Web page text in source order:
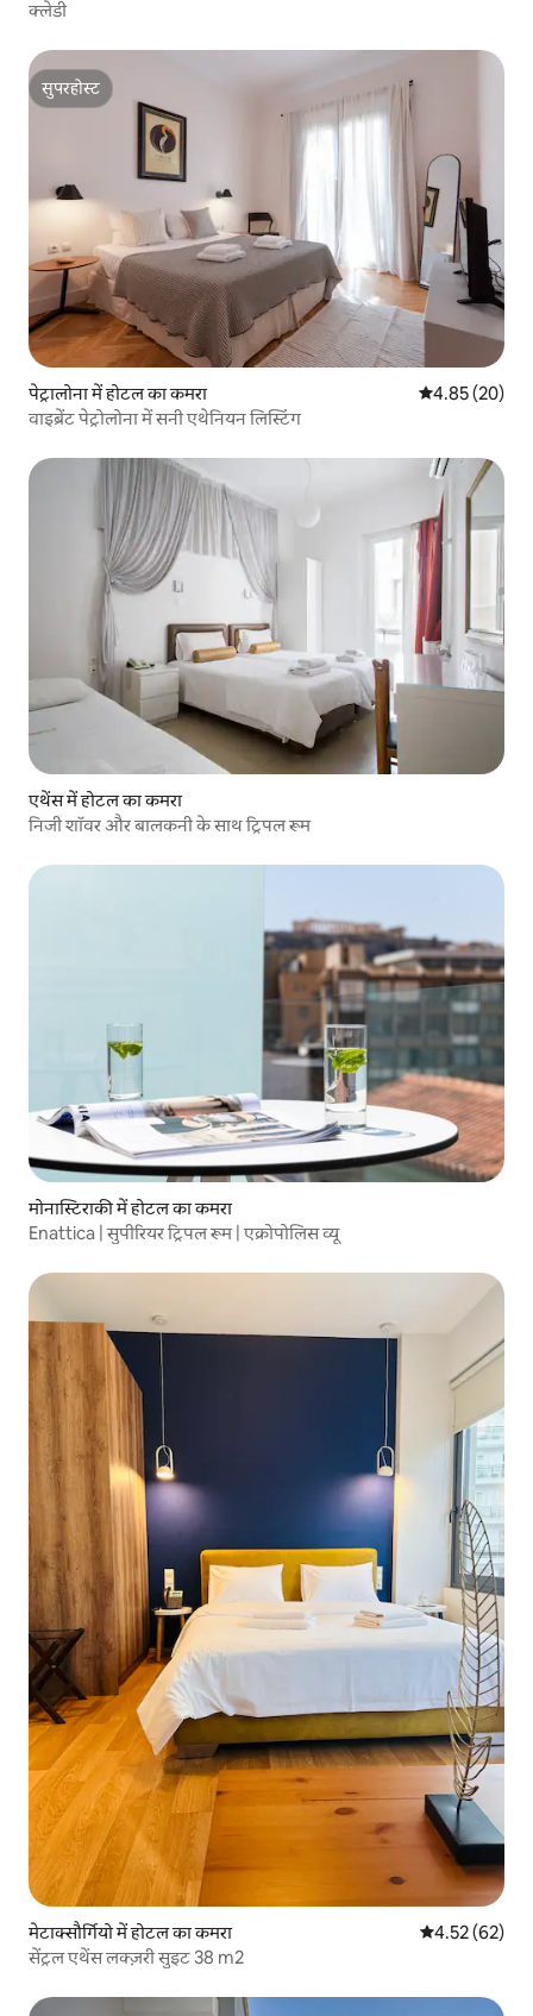
क्लेडी
सुपरहोस्ट
सुपरहोस्ट
पेट्रालोना में होटल का कमरा औसत रेटिंग 5 में
4.85 (20)
वाइब्रेंट पेट्रोलोना में सनी एथेनियन लिस्टिंग
एथेंस में होटल का कमरा
निजी शॉवर और बालकनी के साथ ट्रिपल रूम
मोनास्टिराकी में होटल का कमरा
Enattica | सुपीरियर ट्रिपल रूम | एक्रोपोलिस व्यू
मेटाक्सौर्गियो में होटल का कमरा औसत रेटिंग 5 में
4.52 (62)
सेंट्रल एथेंस लक्ज़री सुइट 38 m2